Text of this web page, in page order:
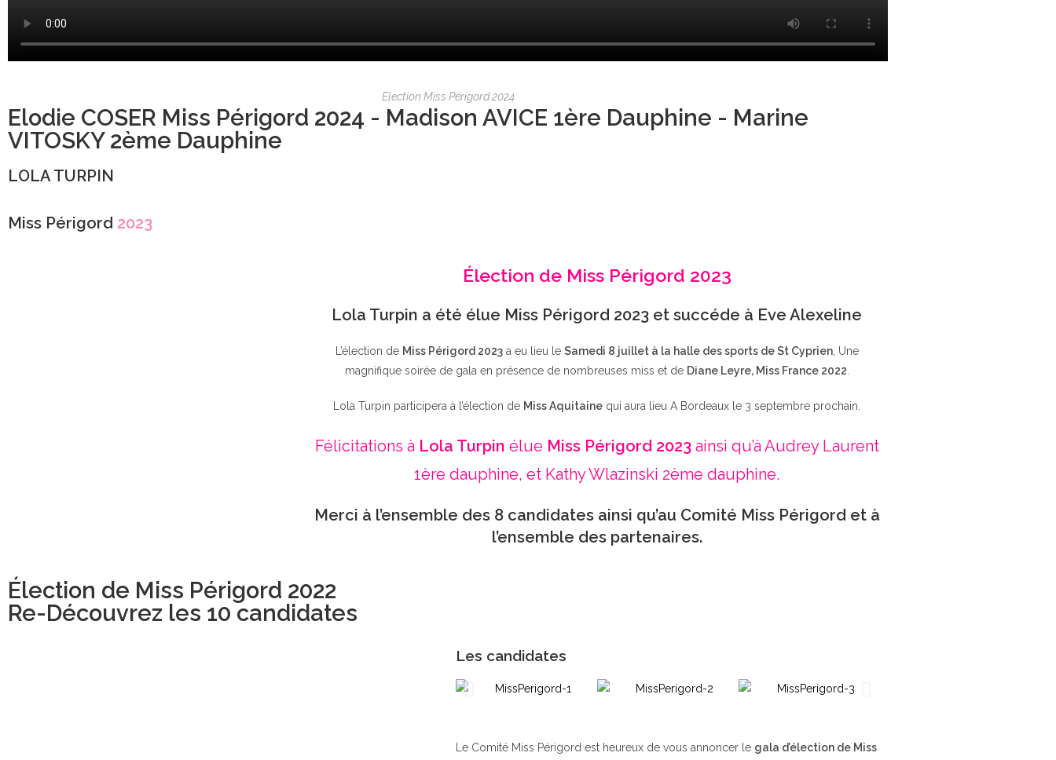
Election Miss Périgord 2024
Elodie COSER Miss Périgord 2024 - Madison AVICE 1ère Dauphine - Marine
VITOSKY 2ème Dauphine
LOLA TURPIN
Miss Périgord 2023
Élection de Miss Périgord 2023
Lola Turpin a été élue Miss Périgord 2023 et succéde à Eve Alexeline
L’élection de Miss Périgord 2023a eu lieu le Samedi 8 juillet à la halle des sports de St Cyprien, Une
magnifique soirée de gala en présence de nombreuses miss et de Diane Leyre, Miss France 2022
Lola Turpin participera à l’élection de Miss Aquitaine qui aura lieu A Bordeaux le 3 septembre prochain.
Félicitations à Lola Turpin élue Miss Périgord 2023ainsi qu’à Audrey Laurent
1ère dauphine, et Kathy Wlazinski 2ème dauphine.
Merci à l’ensemble des 8 candidates ainsi qu’au Comité Miss Périgord et à
l’ensemble des partenaires.
Élection de Miss Périgord 2022
Re-Découvrez les 10 candidates
Les candidates
Le Comité Miss Périgord est heureux de vous annoncer le gala d’élection de Miss